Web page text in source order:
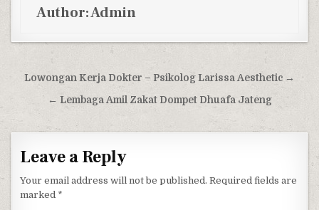
Author:Admin
Post navigation
Lowongan Kerja Dokter – Psikolog Larissa Aesthetic →
← Lembaga Amil Zakat Dompet Dhuafa Jateng
Leave a Reply
Your email address will not be published. Required fields are
marked *